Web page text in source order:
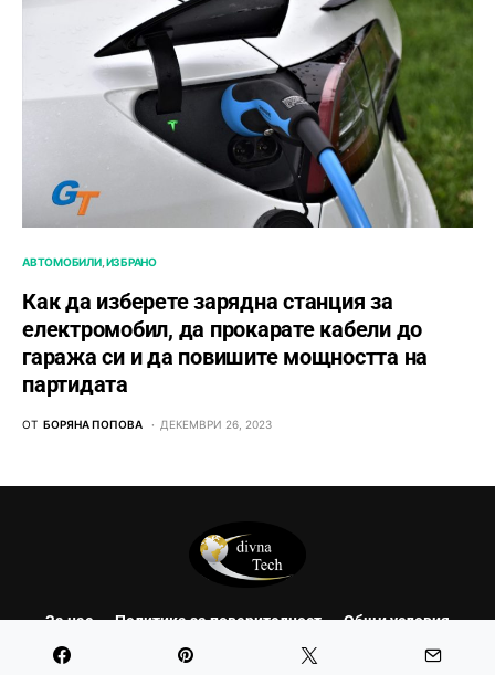
АВТОМОБИЛИ ИЗБРАНО
Как да изберете зарядна станция за
електромобил, да прокарате кабели до
гаража си и да повишите мощността на
партидата
ОТ БОРЯНА ПОПОВА ДЕКЕМВРИ 26, 2023
За нас Политика за поверителност Общи условия